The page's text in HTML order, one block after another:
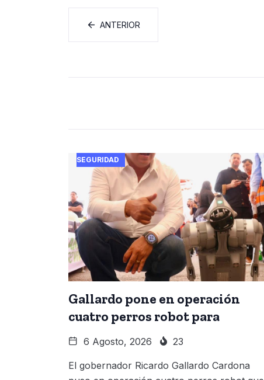
ANTERIOR
SEGURIDAD
Gallardo pone en operación
cuatro perros robot para
6 Agosto, 2026 23
El gobernador Ricardo Gallardo Cardona